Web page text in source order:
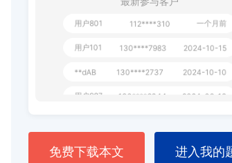
免费下载本文 进入我的